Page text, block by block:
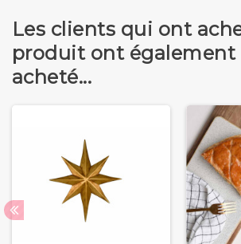
Les clients qui ont
produit ont également
acheté...